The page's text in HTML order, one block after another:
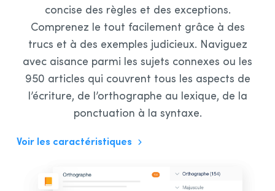
concise des règles et des exceptions.
Comprenez le tout facilement grâce à des
trucs et à des exemples judicieux. Naviguez
avec aisance parmi les sujets connexes ou les
950 articles qui couvrent tous les aspects de
l’écriture, de l’orthographe au lexique, de la
ponctuation à la syntaxe.
Voir les caractéristiques